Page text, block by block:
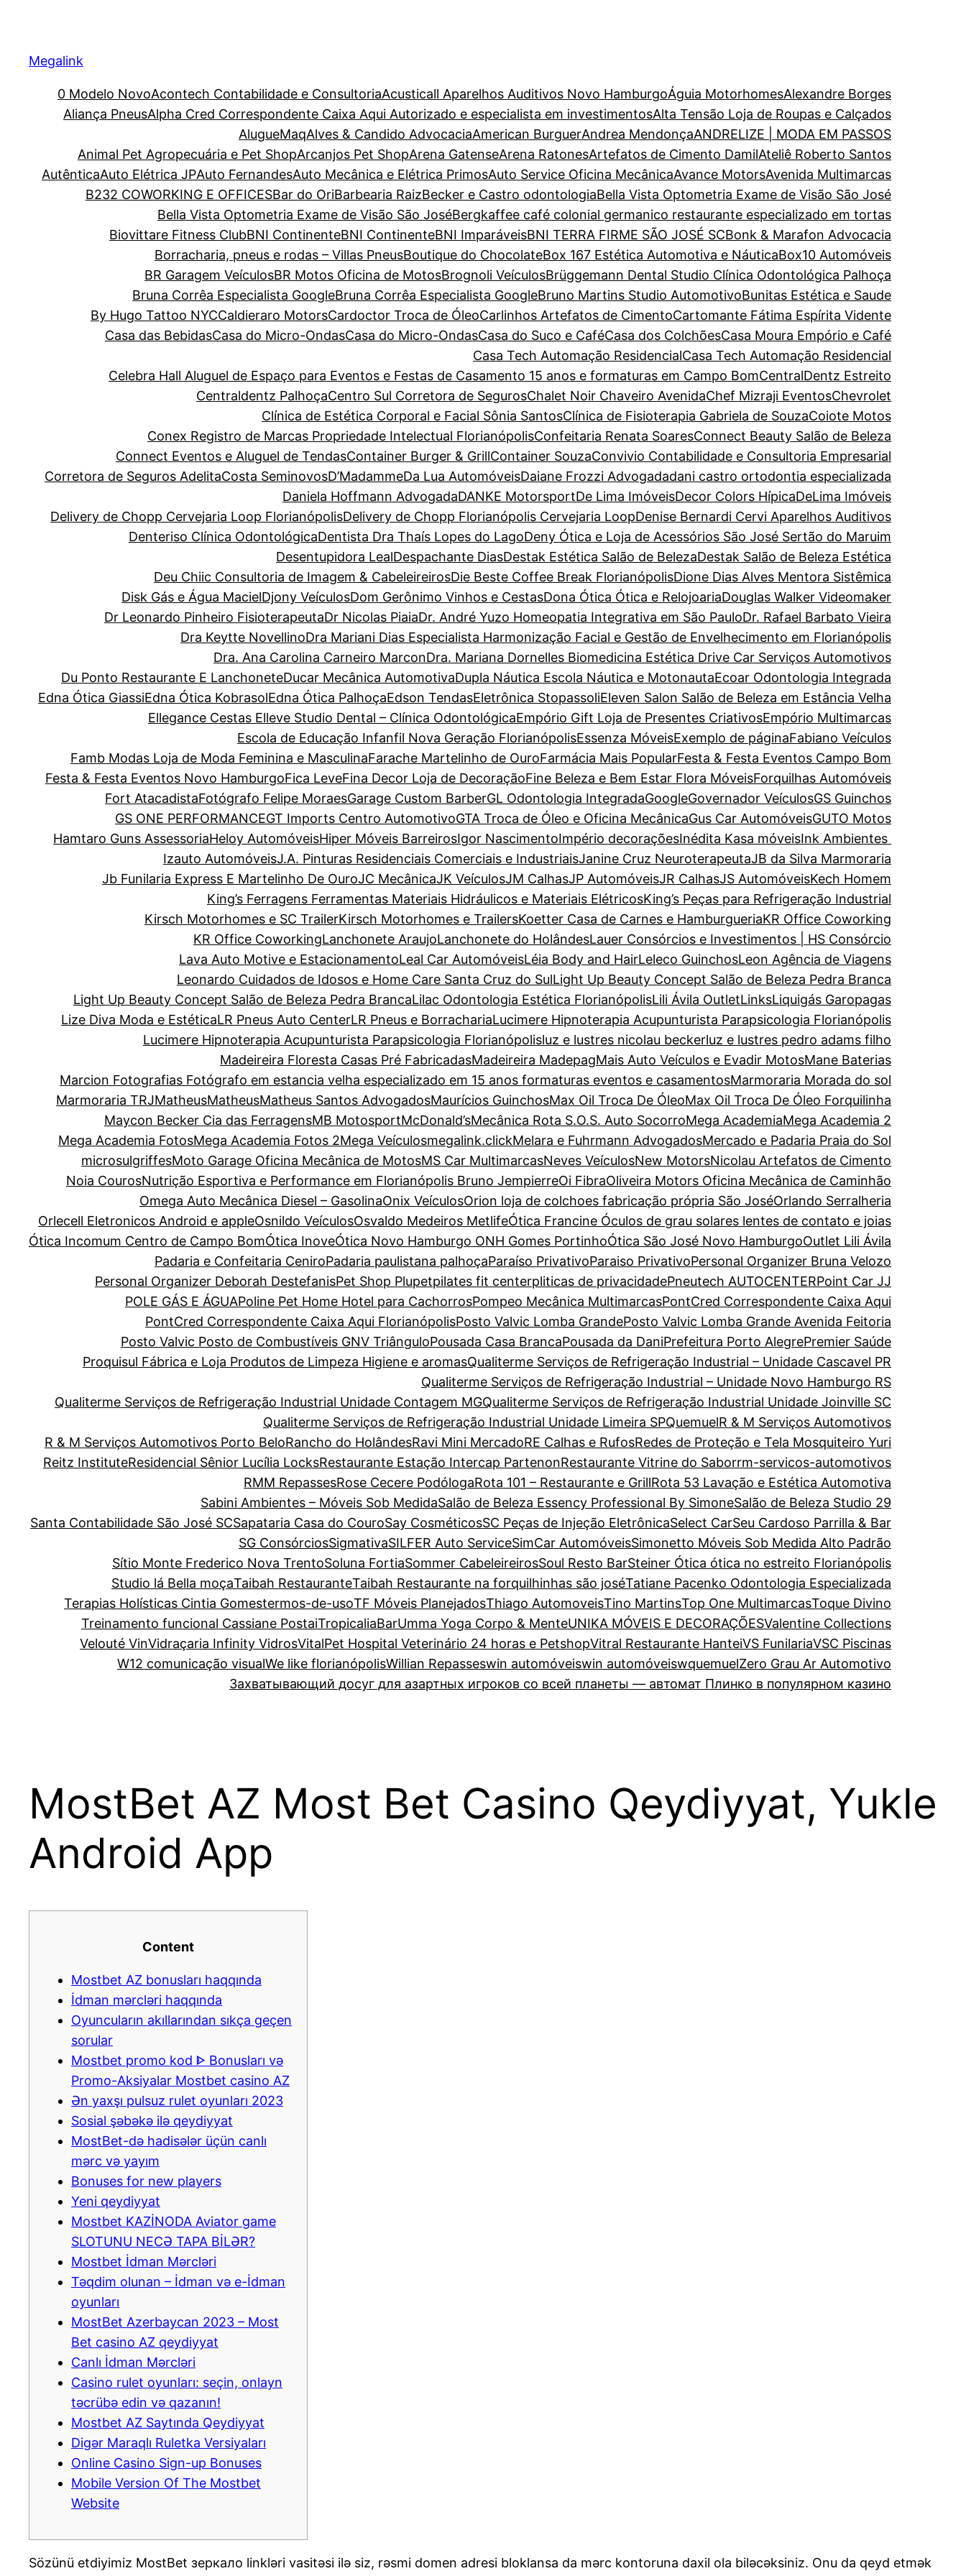
Megalink
0 Modelo NovoAcontech Contabilidade e ConsultoriaAcusticall Aparelhos Auditivos Novo HamburgoÁguia MotorhomesAlexandre Borges
Aliança PneusAlpha Cred Correspondente Caixa Aqui Autorizado e especialista em investimentosAlta Tensão Loja de Roupas e Calçados
AlugueMaqAlves & Candido AdvocaciaAmerican BurguerAndrea MendonçaANDRELIZE | MODA EM PASSOS
Animal Pet Agropecuária e Pet ShopArcanjos Pet ShopArena GatenseArena RatonesArtefatos de Cimento DamilAteliê Roberto Santos
AutênticaAuto Elétrica JPAuto FernandesAuto Mecânica e Elétrica PrimosAuto Service Oficina MecânicaAvance MotorsAvenida Multimarcas
B232 COWORKING E OFFICESBar do OriBarbearia RaizBecker e Castro odontologiaBella Vista Optometria Exame de Visão São José
Bella Vista Optometria Exame de Visão São JoséBergkaffee café colonial germanico restaurante especializado em tortas
Biovittare Fitness ClubBNI ContinenteBNI ContinenteBNI ImparáveisBNI TERRA FIRME SÃO JOSÉ SCBonk & Marafon Advocacia
Borracharia, pneus e rodas – Villas PneusBoutique do ChocolateBox 167 Estética Automotiva e NáuticaBox10 Automóveis
BR Garagem VeículosBR Motos Oficina de MotosBrognoli VeículosBrüggemann Dental Studio Clínica Odontológica Palhoça
Bruna Corrêa Especialista GoogleBruna Corrêa Especialista GoogleBruno Martins Studio AutomotivoBunitas Estética e Saude
By Hugo Tattoo NYCCaldieraro MotorsCardoctor Troca de ÓleoCarlinhos Artefatos de CimentoCartomante Fátima Espírita Vidente
Casa das BebidasCasa do Micro-OndasCasa do Micro-OndasCasa do Suco e CaféCasa dos ColchõesCasa Moura Empório e Café
Casa Tech Automação ResidencialCasa Tech Automação Residencial
Celebra Hall Aluguel de Espaço para Eventos e Festas de Casamento 15 anos e formaturas em Campo BomCentralDentz Estreito
Centraldentz PalhoçaCentro Sul Corretora de SegurosChalet Noir Chaveiro AvenidaChef Mizraji EventosChevrolet
Clínica de Estética Corporal e Facial Sônia SantosClínica de Fisioterapia Gabriela de SouzaCoiote Motos
Conex Registro de Marcas Propriedade Intelectual FlorianópolisConfeitaria Renata SoaresConnect Beauty Salão de Beleza
Connect Eventos e Aluguel de TendasContainer Burger & GrillContainer SouzaConvivio Contabilidade e Consultoria Empresarial
Corretora de Seguros AdelitaCosta SeminovosD’MadammeDa Lua AutomóveisDaiane Frozzi Advogadadani castro ortodontia especializada
Daniela Hoffmann AdvogadaDANKE MotorsportDe Lima ImóveisDecor Colors HípicaDeLima Imóveis
Delivery de Chopp Cervejaria Loop FlorianópolisDelivery de Chopp Florianópolis Cervejaria LoopDenise Bernardi Cervi Aparelhos Auditivos
Denteriso Clínica OdontológicaDentista Dra Thaís Lopes do LagoDeny Ótica e Loja de Acessórios São José Sertão do Maruim
Desentupidora LealDespachante DiasDestak Estética Salão de BelezaDestak Salão de Beleza Estética
Deu Chiic Consultoria de Imagem & CabeleireirosDie Beste Coffee Break FlorianópolisDione Dias Alves Mentora Sistêmica
Disk Gás e Água MacielDjony VeículosDom Gerônimo Vinhos e CestasDona Ótica Ótica e RelojoariaDouglas Walker Videomaker
Dr Leonardo Pinheiro FisioterapeutaDr Nicolas PiaiaDr. André Yuzo Homeopatia Integrativa em São PauloDr. Rafael Barbato Vieira
Dra Keytte NovellinoDra Mariani Dias Especialista Harmonização Facial e Gestão de Envelhecimento em Florianópolis
Dra. Ana Carolina Carneiro MarconDra. Mariana Dornelles Biomedicina Estética Drive Car Serviços Automotivos
Du Ponto Restaurante E LanchoneteDucar Mecânica AutomotivaDupla Náutica Escola Náutica e MotonautaEcoar Odontologia Integrada
Edna Ótica GiassiEdna Ótica KobrasolEdna Ótica PalhoçaEdson TendasEletrônica StopassoliEleven Salon Salão de Beleza em Estância Velha
Ellegance Cestas Elleve Studio Dental – Clínica OdontológicaEmpório Gift Loja de Presentes CriativosEmpório Multimarcas
Escola de Educação Infanfil Nova Geração FlorianópolisEssenza MóveisExemplo de páginaFabiano Veículos
Famb Modas Loja de Moda Feminina e MasculinaFarache Martelinho de OuroFarmácia Mais PopularFesta & Festa Eventos Campo Bom
Festa & Festa Eventos Novo HamburgoFica LeveFina Decor Loja de DecoraçãoFine Beleza e Bem Estar Flora MóveisForquilhas Automóveis
Fort AtacadistaFotógrafo Felipe MoraesGarage Custom BarberGL Odontologia IntegradaGoogleGovernador VeículosGS Guinchos
GS ONE PERFORMANCEGT Imports Centro AutomotivoGTA Troca de Óleo e Oficina MecânicaGus Car AutomóveisGUTO Motos
Hamtaro Guns AssessoriaHeloy AutomóveisHiper Móveis BarreirosIgor NascimentoImpério decoraçõesInédita Kasa móveisInk Ambientes
Izauto AutomóveisJ.A. Pinturas Residenciais Comerciais e IndustriaisJanine Cruz NeuroterapeutaJB da Silva Marmoraria
Jb Funilaria Express E Martelinho De OuroJC MecânicaJK VeículosJM CalhasJP AutomóveisJR CalhasJS AutomóveisKech Homem
King’s Ferragens Ferramentas Materiais Hidráulicos e Materiais ElétricosKing’s Peças para Refrigeração Industrial
Kirsch Motorhomes e SC TrailerKirsch Motorhomes e TrailersKoetter Casa de Carnes e HamburgueriaKR Office Coworking
KR Office CoworkingLanchonete AraujoLanchonete do HolândesLauer Consórcios e Investimentos | HS Consórcio
Lava Auto Motive e EstacionamentoLeal Car AutomóveisLéia Body and HairLeleco GuinchosLeon Agência de Viagens
Leonardo Cuidados de Idosos e Home Care Santa Cruz do SulLight Up Beauty Concept Salão de Beleza Pedra Branca
Light Up Beauty Concept Salão de Beleza Pedra BrancaLilac Odontologia Estética FlorianópolisLili Ávila OutletLinksLiquigás Garopagas
Lize Diva Moda e EstéticaLR Pneus Auto CenterLR Pneus e BorrachariaLucimere Hipnoterapia Acupunturista Parapsicologia Florianópolis
Lucimere Hipnoterapia Acupunturista Parapsicologia Florianópolisluz e lustres nicolau beckerluz e lustres pedro adams filho
Madeireira Floresta Casas Pré FabricadasMadeireira MadepagMais Auto Veículos e Evadir MotosMane Baterias
Marcion Fotografias Fotógrafo em estancia velha especializado em 15 anos formaturas eventos e casamentosMarmoraria Morada do sol
Marmoraria TRJMatheusMatheusMatheus Santos AdvogadosMaurícios GuinchosMax Oil Troca De ÓleoMax Oil Troca De Óleo Forquilinha
Maycon Becker Cia das FerragensMB MotosportMcDonald’sMecânica Rota S.O.S. Auto SocorroMega AcademiaMega Academia 2
Mega Academia FotosMega Academia Fotos 2Mega Veículosmegalink.clickMelara e Fuhrmann AdvogadosMercado e Padaria Praia do Sol
microsulgriffesMoto Garage Oficina Mecânica de MotosMS Car MultimarcasNeves VeículosNew MotorsNicolau Artefatos de Cimento
Noia CourosNutrição Esportiva e Performance em Florianópolis Bruno JempierreOi FibraOliveira Motors Oficina Mecânica de Caminhão
Omega Auto Mecânica Diesel – GasolinaOnix VeículosOrion loja de colchoes fabricação própria São JoséOrlando Serralheria
Orlecell Eletronicos Android e appleOsnildo VeículosOsvaldo Medeiros MetlifeÓtica Francine Óculos de grau solares lentes de contato e joias
Ótica Incomum Centro de Campo BomÓtica InoveÓtica Novo Hamburgo ONH Gomes PortinhoÓtica São José Novo HamburgoOutlet Lili Ávila
Padaria e Confeitaria CeniroPadaria paulistana palhoçaParaíso PrivativoParaiso PrivativoPersonal Organizer Bruna Velozo
Personal Organizer Deborah DestefanisPet Shop Plupetpilates fit centerpliticas de privacidadePneutech AUTOCENTERPoint Car JJ
POLE GÁS E ÁGUAPoline Pet Home Hotel para CachorrosPompeo Mecânica MultimarcasPontCred Correspondente Caixa Aqui
PontCred Correspondente Caixa Aqui FlorianópolisPosto Valvic Lomba GrandePosto Valvic Lomba Grande Avenida Feitoria
Posto Valvic Posto de Combustíveis GNV TriânguloPousada Casa BrancaPousada da DaniPrefeitura Porto AlegrePremier Saúde
Proquisul Fábrica e Loja Produtos de Limpeza Higiene e aromasQualiterme Serviços de Refrigeração Industrial – Unidade Cascavel PR
Qualiterme Serviços de Refrigeração Industrial – Unidade Novo Hamburgo RS
Qualiterme Serviços de Refrigeração Industrial Unidade Contagem MGQualiterme Serviços de Refrigeração Industrial Unidade Joinville SC
Qualiterme Serviços de Refrigeração Industrial Unidade Limeira SPQuemuelR & M Serviços Automotivos
R & M Serviços Automotivos Porto BeloRancho do HolândesRavi Mini MercadoRE Calhas e RufosRedes de Proteção e Tela Mosquiteiro Yuri
Reitz InstituteResidencial Sênior Lucília LocksRestaurante Estação Intercap PartenonRestaurante Vitrine do Saborrm-servicos-automotivos
RMM RepassesRose Cecere PodólogaRota 101 – Restaurante e GrillRota 53 Lavação e Estética Automotiva
Sabini Ambientes – Móveis Sob MedidaSalão de Beleza Essency Professional By SimoneSalão de Beleza Studio 29
Santa Contabilidade São José SCSapataria Casa do CouroSay CosméticosSC Peças de Injeção EletrônicaSelect CarSeu Cardoso Parrilla & Bar
SG ConsórciosSigmativaSILFER Auto ServiceSimCar AutomóveisSimonetto Móveis Sob Medida Alto Padrão
Sítio Monte Frederico Nova TrentoSoluna FortiaSommer CabeleireirosSoul Resto BarSteiner Ótica ótica no estreito Florianópolis
Studio lá Bella moçaTaibah RestauranteTaibah Restaurante na forquilhinhas são joséTatiane Pacenko Odontologia Especializada
Terapias Holísticas Cintia Gomestermos-de-usoTF Móveis PlanejadosThiago AutomoveisTino MartinsTop One MultimarcasToque Divino
Treinamento funcional Cassiane PostaiTropicaliaBarUmma Yoga Corpo & MenteUNIKA MÓVEIS E DECORAÇÕESValentine Collections
Velouté VinVidraçaria Infinity VidrosVitalPet Hospital Veterinário 24 horas e PetshopVitral Restaurante HanteiVS FunilariaVSC Piscinas
W12 comunicação visualWe like florianópolisWillian Repasseswin automóveiswin automóveiswquemuelZero Grau Ar Automotivo
Захватывающий досуг для азартных игроков со всей планеты — автомат Плинко в популярном казино
MostBet AZ Most Bet Casino Qeydiyyat, Yukle
Android App
Content
Mostbet AZ bonusları haqqında
İdman mərcləri haqqında
Oyuncuların akıllarından sıkça geçen
sorular
Mostbet promo kod ᐈ Bonusları və
Promo-Aksiyalar Mostbet casino AZ
Ən yaxşı pulsuz rulet oyunları 2023
Sosial şəbəkə ilə qeydiyyat
MostBet-də hadisələr üçün canlı
mərc və yayım
Bonuses for new players
Yeni qeydiyyat
Mostbet KAZİNODA Aviator game
SLOTUNU NECƏ TAPA BİLƏR?
Mostbet İdman Mərcləri
Təqdim olunan – İdman və e-İdman
oyunları
MostBet Azerbaycan 2023 – Most
Bet casino AZ qeydiyyat
Canlı İdman Mərcləri
Casino rulet oyunları: seçin, onlayn
təcrübə edin və qazanın!
Mostbet AZ Saytında Qeydiyyat
Digər Maraqlı Ruletka Versiyaları
Online Casino Sign-up Bonuses
Mobile Version Of The Mostbet
Website
Sözünü etdiyimiz MostBet зеркало linkləri vasitəsi ilə siz, rəsmi domen adresi bloklansa da mərc kontoruna daxil ola biləcəksiniz. Onu da qeyd etmək